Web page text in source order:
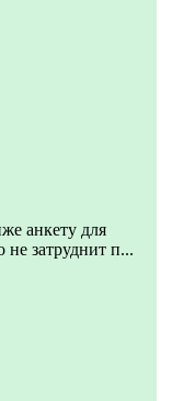
анкету для
не затруднит п...